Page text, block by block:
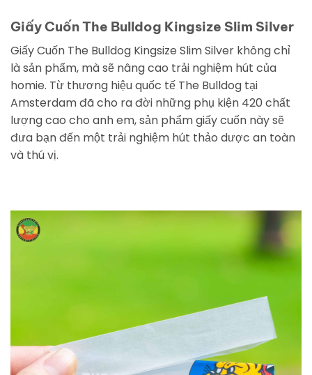
Giấy Cuốn The Bulldog Kingsize Slim Silver
Giấy Cuốn The Bulldog Kingsize Slim Silver không chỉ
là sản phẩm, mà sẽ nâng cao trải nghiệm hút của
homie. Từ thương hiệu quốc tế The Bulldog tại
Amsterdam đã cho ra đời những phụ kiện 420 chất
lượng cao cho anh em, sản phẩm giấy cuốn này sẽ
đưa bạn đến một trải nghiệm hút thảo dược an toàn
và thú vị.